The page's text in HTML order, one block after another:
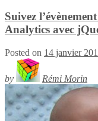
Suivez
Analytics avec
Posted on 14 janvier
by Rémi Morin